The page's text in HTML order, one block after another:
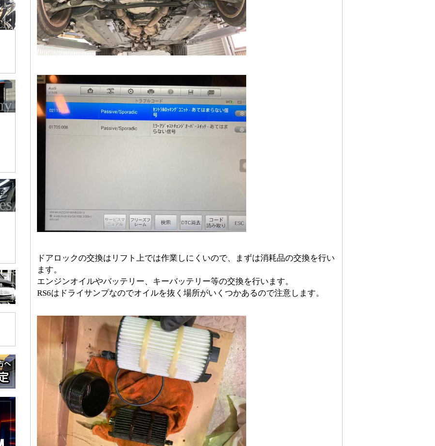
ドアロックの交換はリフト上では作業しにくいので、まずは消耗品の交換を行い
ます。
エンジンオイルやバッテリー、キーバッテリー等の交換を行います。
RS6はドライサンプなのでオイルを抜く場所がいくつかあるので注意します。